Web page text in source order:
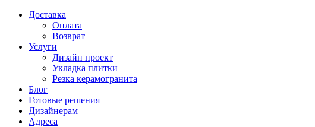
Доставка
Оплата
Возврат
Услуги
Дизайн проект
Укладка плитки
Резка керамогранита
Блог
Готовые решения
Дизайнерам
Адреса